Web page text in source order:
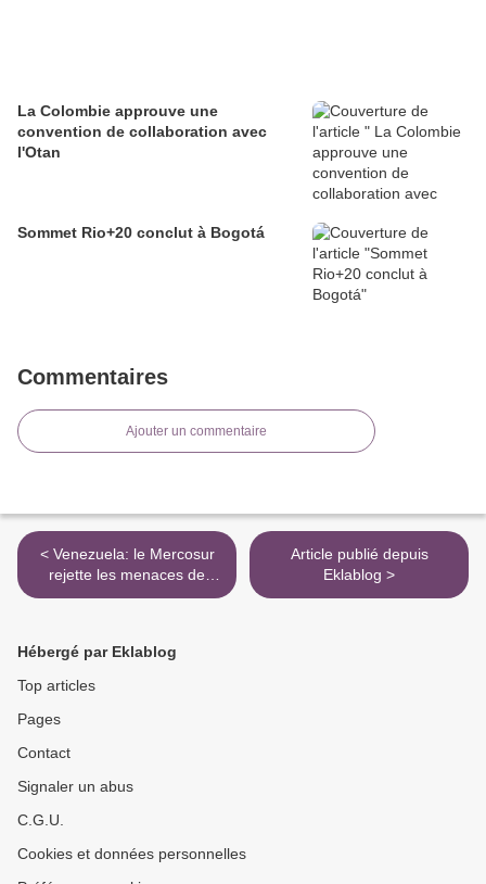
La Colombie approuve une
convention de collaboration avec
l'Otan
Sommet Rio+20 conclut à Bogotá
Commentaires
Ajouter un commentaire
< Venezuela: le Mercosur
rejette les menaces de
rupture de l’ordre
Article publié depuis
Eklablog >
Hébergé par Eklablog
Top articles
Pages
Contact
Signaler un abus
C.G.U.
Cookies et données personnelles